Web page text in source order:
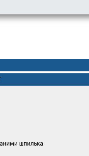
шпилька